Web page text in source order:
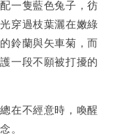
一隻藍色兔子，彷
穿過枝葉灑在嫩綠
鈴蘭與矢車菊，而
一段不願被打擾的
在不經意時，喚醒
。